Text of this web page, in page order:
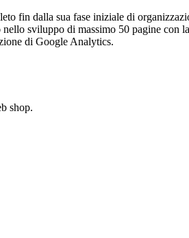
fin dalla sua fase iniziale di
sviluppo di massimo 50 pagine con
di Google Analytics.
shop.